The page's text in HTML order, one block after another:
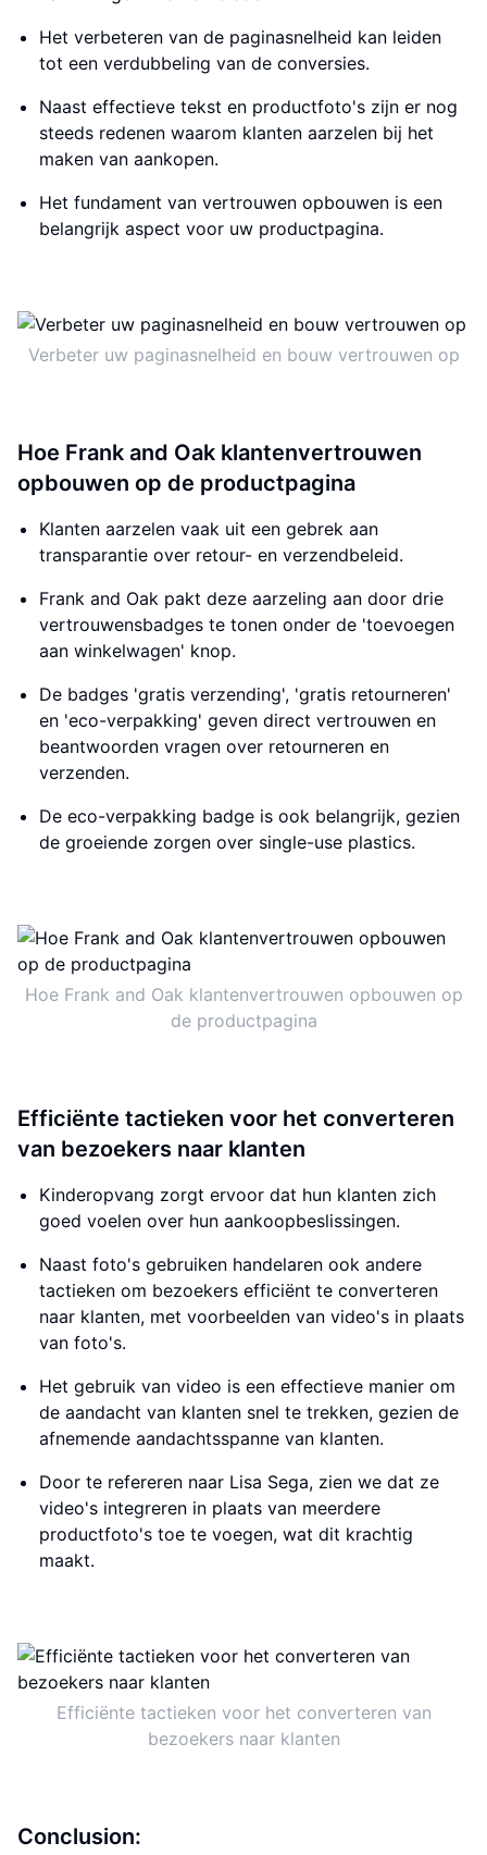
Het verbeteren van de paginasnelheid kan leiden
tot een verdubbeling van de conversies.
Naast effectieve tekst en productfoto's zijn er nog
steeds redenen waarom klanten aarzelen bij het
maken van aankopen.
Het fundament van vertrouwen opbouwen is een
belangrijk aspect voor uw productpagina.
Verbeter uw paginasnelheid en bouw vertrouwen op
Hoe Frank and Oak klantenvertrouwen
opbouwen op de productpagina
Klanten aarzelen vaak uit een gebrek aan
transparantie over retour- en verzendbeleid.
Frank and Oak pakt deze aarzeling aan door drie
vertrouwensbadges te tonen onder de 'toevoegen
aan winkelwagen' knop.
De badges 'gratis verzending', 'gratis retourneren'
en 'eco-verpakking' geven direct vertrouwen en
beantwoorden vragen over retourneren en
verzenden.
De eco-verpakking badge is ook belangrijk, gezien
de groeiende zorgen over single-use plastics.
Hoe Frank and Oak klantenvertrouwen opbouwen op
de productpagina
Efficiënte tactieken voor het converteren
van bezoekers naar klanten
Kinderopvang zorgt ervoor dat hun klanten zich
goed voelen over hun aankoopbeslissingen.
Naast foto's gebruiken handelaren ook andere
tactieken om bezoekers efficiënt te converteren
naar klanten, met voorbeelden van video's in plaats
van foto's.
Het gebruik van video is een effectieve manier om
de aandacht van klanten snel te trekken, gezien de
afnemende aandachtsspanne van klanten.
Door te refereren naar Lisa Sega, zien we dat ze
video's integreren in plaats van meerdere
productfoto's toe te voegen, wat dit krachtig
maakt.
Efficiënte tactieken voor het converteren van
bezoekers naar klanten
Conclusion: